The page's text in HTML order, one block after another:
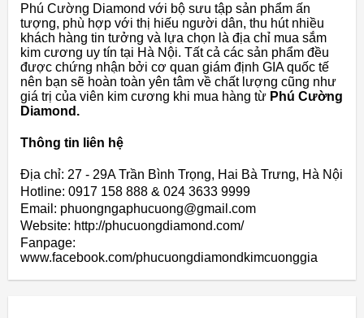
Phú Cường Diamond với bộ sưu tập sản phẩm ấn
tượng, phù hợp với thị hiếu người dân, thu hút nhiều
khách hàng tin tưởng và lựa chọn là địa chỉ mua sắm
kim cương uy tín tại Hà Nội. Tất cả các sản phẩm đều
được chứng nhận bởi cơ quan giám định GIA quốc tế
nên bạn sẽ hoàn toàn yên tâm về chất lượng cũng như
giá trị của viên kim cương khi mua hàng từ Phú Cường
Diamond.
Thông tin liên hệ
Địa chỉ: 27 - 29A Trần Bình Trọng, Hai Bà Trưng, Hà Nội
Hotline: 0917 158 888 & 024 3633 9999
Email: phuongngaphucuong@gmail.com
Website: http://phucuongdiamond.com/
Fanpage:
www.facebook.com/phucuongdiamondkimcuonggia